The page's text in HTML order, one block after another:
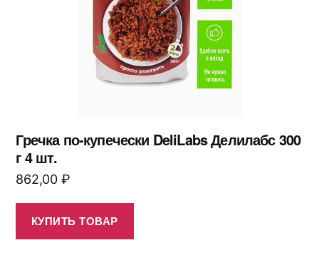
Гречка по-купечески DeliLabs Делилабс 300
г 4 шт.
862,00 ₽
КУПИТЬ ТОВАР